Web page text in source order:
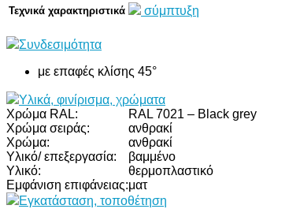
Τεχνικά χαρακτηριστικά σύμπτυξη
Συνδεσιμότητα
με επαφές κλίσης 45°
Υλικά, φινίρισμα, χρώματα
Χρώμα RAL:
RAL 7021 – Black grey
Χρώμα σειράς:
ανθρακί
Χρώμα:
ανθρακί
Υλικό/ επεξεργασία:
βαμμένο
Υλικό:
θερμοπλαστικό
Εμφάνιση επιφάνειας:ματ
Εγκατάσταση, τοποθέτηση